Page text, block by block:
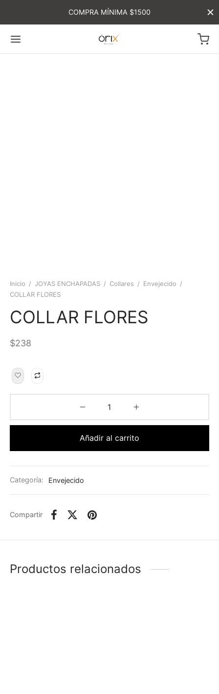
COMPRA MÍNIMA $1500
Inicio / JOYAS ENCHAPADAS / Collares / Envejecido /
COLLAR FLORES
COLLAR FLORES
$238
Añadir al carrito
Categoría: Envejecido
Compartir
Productos relacionados